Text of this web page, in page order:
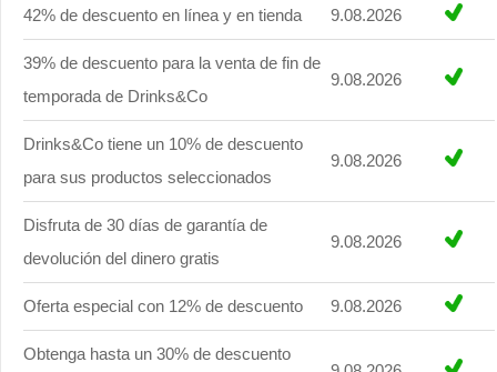
42% de descuento en línea y en tienda 9.08.2026
39% de descuento para la venta de fin de
temporada de Drinks&Co
9.08.2026
Drinks&Co tiene un 10% de descuento
para sus productos seleccionados
9.08.2026
Disfruta de 30 días de garantía de
devolución del dinero gratis
9.08.2026
Oferta especial con 12% de descuento 9.08.2026
Obtenga hasta un 30% de descuento